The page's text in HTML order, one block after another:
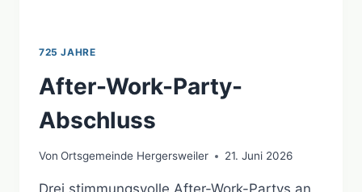
725 JAHRE
After-Work-Party-
Abschluss
Von Ortsgemeinde Hergersweiler 21. Juni 2026